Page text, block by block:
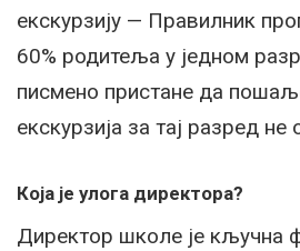
екскурзију — Правилник
60% родитеља у једном
писмено пристане да
екскурзија за тај разред не
Која је улога директора?
Директор школе је кључна